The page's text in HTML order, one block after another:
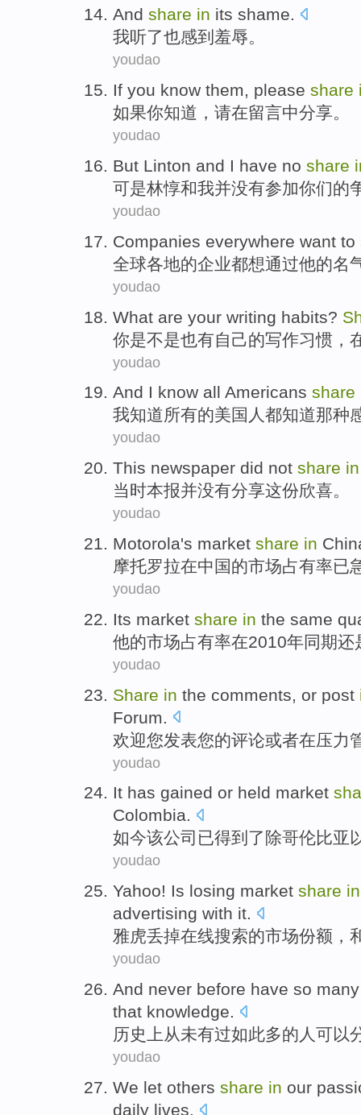
And share in its shame.
我听了也感到羞辱。
youdao
If you know them, please share
如果你知道 ， 请在留言中分享。
youdao
But Linton and I have no share
可是林惇和我并没有参加你们的
youdao
Companies everywhere want to
全球各地的企业都想通过他的名
youdao
What are your writing habits?
你是不是也有自己的写作习惯 ，
youdao
And I know all Americans share
我知道所有的美国人 都知道那种
youdao
This newspaper did not share in
当时本报并没有分享这份欣喜。
youdao
Motorola's market share in
摩托罗拉在中国的市场占有率已
youdao
Its market share in the same
他的市场占有率在2010年同期还
youdao
Share in the comments or post
Forum
欢迎您发表您的评论或者在压力
youdao
It has gained or held market
Colombia.
如今该公司 已得到了 除哥伦比亚
youdao
Yahoo! Is losing market share in
advertising with it.
雅虎丢掉在线搜索的市场份额 ，
youdao
And never before have so many
that knowledge.
历史
上从未有过如此多的 人 可以
youdao
We let others share in our
daily lives.